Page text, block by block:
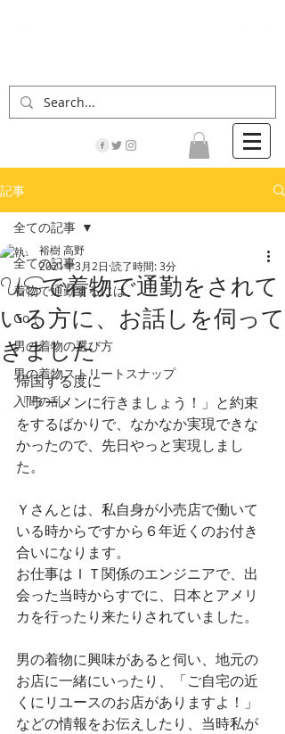
記事
全ての記事
着物で通勤するには
Go！
男の着物の選び方
男の着物ストリートスナップ
入間の乱
全ての記事
USで着物で通勤をされて
いる方に、お話しを伺って
きました
裕樹 高野
2021年3月2日 読了時間: 3分
帰国する度に
「ラーメンに行きましょう！」と約束
をするばかりで、なかなか実現できな
かったので、先日やっと実現しまし
た。
Ｙさんとは、私自身が小売店で働いて
いる時からですから６年近くのお付き
合いになります。
お仕事はＩＴ関係のエンジニアで、出
会った当時からすでに、日本とアメリ
カを行ったり来たりされていました。
男の着物に興味があると伺い、地元の
お店に一緒にいったり、「ご自宅の近
くにリユースのお店がありますよ！」
などの情報をお伝えしたり、当時私が